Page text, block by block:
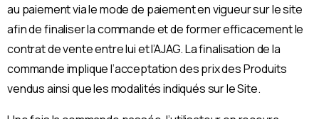
au paiement via le mode de paiement en vigueur sur le site
afin de finaliser la commande et de former efficacement le
contrat de vente entre lui et l’AJAG. La finalisation de la
commande implique l’acceptation des prix des Produits
vendus ainsi que les modalités indiqués sur le Site.